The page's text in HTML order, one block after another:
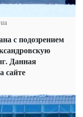
с подозрением
Данная
сайте